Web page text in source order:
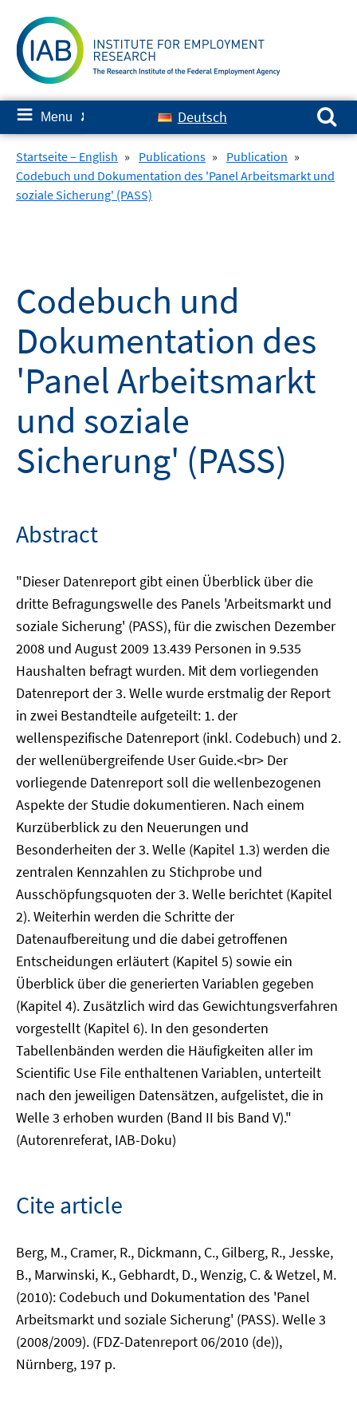
content
≡ Menu ✘ Deutsch
Search for:
Startseite – English » Publications » Publication »
Codebuch und Dokumentation des 'Panel Arbeitsmarkt und
soziale Sicherung' (PASS)
Codebuch und
Dokumentation des
'Panel Arbeitsmarkt
und soziale
Sicherung' (PASS)
Abstract
"Dieser Datenreport gibt einen Überblick über die
dritte Befragungswelle des Panels 'Arbeitsmarkt und
soziale Sicherung' (PASS), für die zwischen Dezember
2008 und August 2009 13.439 Personen in 9.535
Haushalten befragt wurden. Mit dem vorliegenden
Datenreport der 3. Welle wurde erstmalig der Report
in zwei Bestandteile aufgeteilt: 1. der
wellenspezifische Datenreport (inkl. Codebuch) und 2.
der wellenübergreifende User Guide.<br> Der
vorliegende Datenreport soll die wellenbezogenen
Aspekte der Studie dokumentieren. Nach einem
Kurzüberblick zu den Neuerungen und
Besonderheiten der 3. Welle (Kapitel 1.3) werden die
zentralen Kennzahlen zu Stichprobe und
Ausschöpfungsquoten der 3. Welle berichtet (Kapitel
2). Weiterhin werden die Schritte der
Datenaufbereitung und die dabei getroffenen
Entscheidungen erläutert (Kapitel 5) sowie ein
Überblick über die generierten Variablen gegeben
(Kapitel 4). Zusätzlich wird das Gewichtungsverfahren
vorgestellt (Kapitel 6). In den gesonderten
Tabellenbänden werden die Häufigkeiten aller im
Scientific Use File enthaltenen Variablen, unterteilt
nach den jeweiligen Datensätzen, aufgelistet, die in
Welle 3 erhoben wurden (Band II bis Band V)."
(Autorenreferat, IAB-Doku)
Cite article
Berg, M., Cramer, R., Dickmann, C., Gilberg, R., Jesske,
B., Marwinski, K., Gebhardt, D., Wenzig, C. & Wetzel, M.
(2010): Codebuch und Dokumentation des 'Panel
Arbeitsmarkt und soziale Sicherung' (PASS). Welle 3
(2008/2009). (FDZ-Datenreport 06/2010 (de)),
Nürnberg, 197 p.